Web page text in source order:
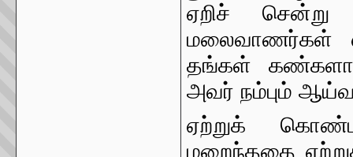
ஏறிச்
மலைவாணர்கள்
தங்கள்
அவர் நம்பும்
ஏற்றுக்
மறைந்ததை